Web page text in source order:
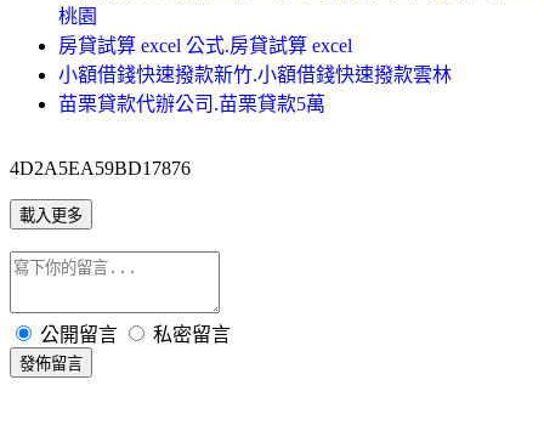
桃園
房貸試算 excel 公式.房貸試算 excel
小額借錢快速撥款新竹.小額借錢快速撥款雲林
苗栗貸款代辦公司.苗栗貸款5萬
4D2A5EA59BD17876
載入更多
公開留言 私密留言
發佈留言